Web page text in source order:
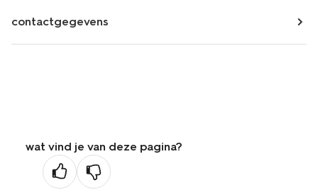
contactgegevens
wat vind je van deze pagina?